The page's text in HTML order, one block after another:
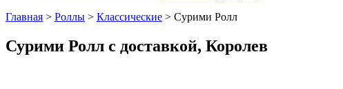
Главная > Роллы > Классические > Сурими Ролл
Сурими Ролл с доставкой, Королев